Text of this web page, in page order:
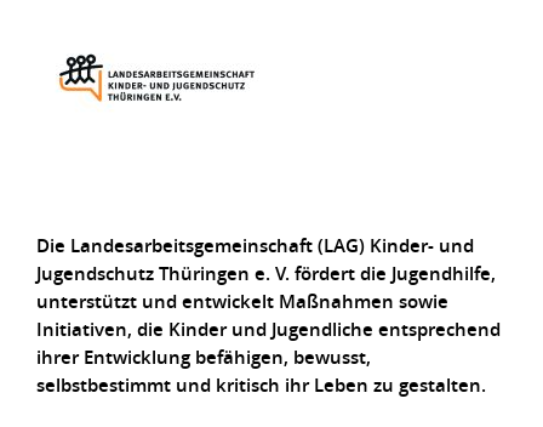
Die Landesarbeitsgemeinschaft (LAG) Kinder- und
Jugendschutz Thüringen e. V. fördert die Jugendhilfe,
unterstützt und entwickelt Maßnahmen sowie
Initiativen, die Kinder und Jugendliche entsprechend
ihrer Entwicklung befähigen, bewusst,
selbstbestimmt und kritisch ihr Leben zu gestalten.